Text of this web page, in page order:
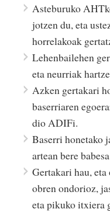
Asteburuko
jotzen du, eta
horrelakoak
Lehenbailehen
eta neurriak
Azken gertakari
baserriaren
dio ADIFi.
Baserri honetako
artean bere
Gertakari hau,
obren ondorioz,
eta pikuko itxiera